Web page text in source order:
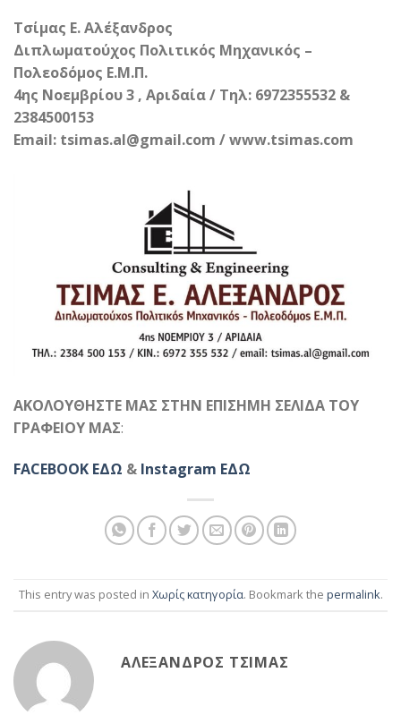
Τσίμας Ε. Αλέξανδρος
Διπλωματούχος Πολιτικός Μηχανικός –
Πολεοδόμος Ε.Μ.Π.
4ης Νοεμβρίου 3 , Αριδαία / Τηλ: 6972355532 &
2384500153
Email: tsimas.al@gmail.com / www.tsimas.com
ΑΚΟΛΟΥΘΗΣΤΕ ΜΑΣ ΣΤΗΝ ΕΠΙΣΗΜΗ ΣΕΛΙΔΑ ΤΟΥ
ΓΡΑΦΕΙΟΥ ΜΑΣ:
FACEBOOK ΕΔΩ & Instagram ΕΔΩ
This entry was posted in Χωρίς κατηγορία. Bookmark the permalink.
ΑΛΈΞΑΝΔΡΟΣ ΤΣΊΜΑΣ